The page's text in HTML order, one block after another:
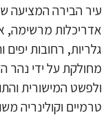
הבירה המציעה
מרשימה,
רחובות יפים
על ידי נהר
המישורית
וקולינריה